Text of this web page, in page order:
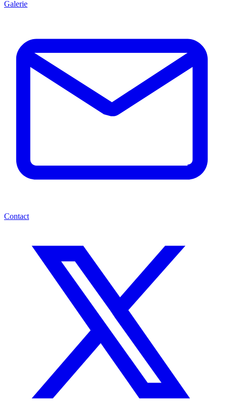
Galerie
Contact